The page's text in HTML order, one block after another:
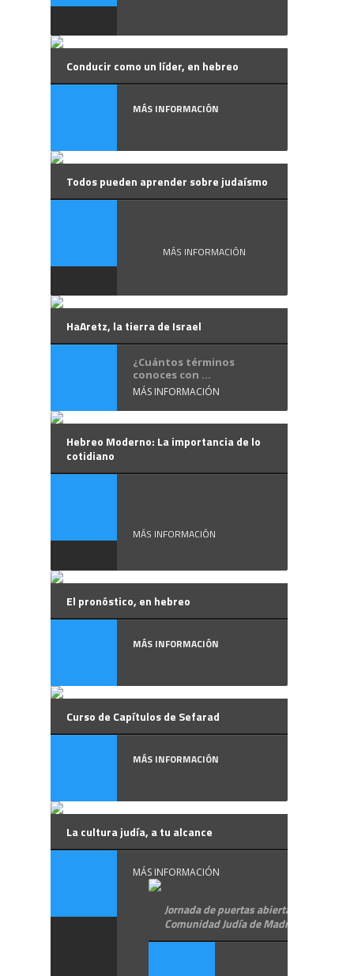
Conducir como un líder, en hebreo
MÁS INFORMACIÓN
Todos pueden aprender sobre judaísmo
MÁS INFORMACIÓN
HaAretz, la tierra de Israel
¿Cuántos términos
conoces con ...
MÁS INFORMACIÓN
Hebreo Moderno: La importancia de lo
cotidiano
MÁS INFORMACIÓN
El pronóstico, en hebreo
MÁS INFORMACIÓN
Curso de Capítulos de Sefarad
MÁS INFORMACIÓN
La cultura judía, a tu alcance
MÁS INFORMACIÓN
Jornada de puertas abiertas en la
Comunidad Judía de Madrid